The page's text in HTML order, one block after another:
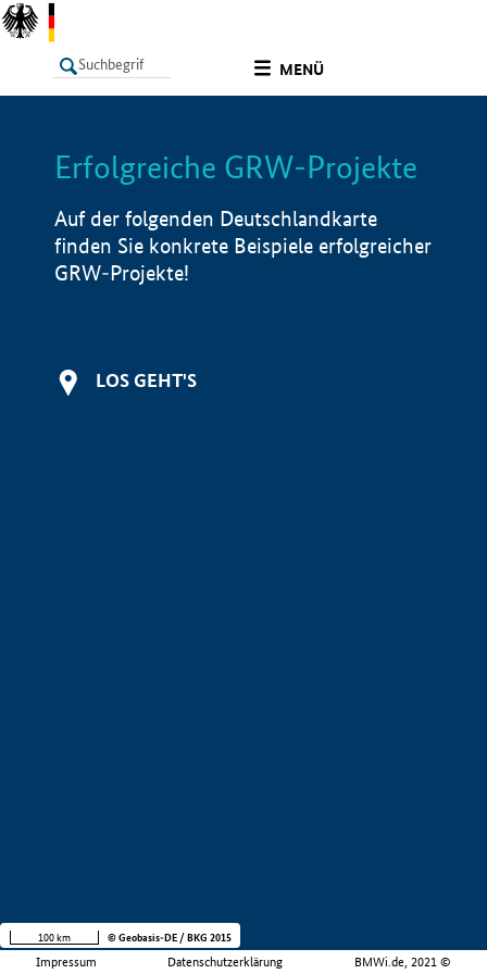
MENÜ
LISTE Info
Erfolgreiche GRW-Projekte
Auf der folgenden Deutschlandkarte
finden Sie konkrete Beispiele erfolgreicher
GRW-Projekte!
LOS GEHT'S
Impressum Datenschutzerklärung BMWi.de, 2021 ©
100 km © Geobasis-DE / BKG 2015